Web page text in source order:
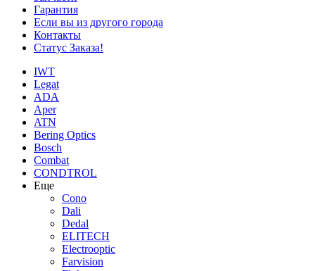
Гарантия
Если вы из другого города
Контакты
Статус Заказа!
IWT
Legat
ADA
Aper
ATN
Bering Optics
Bosch
Combat
CONDTROL
Еще
Cono
Dali
Dedal
ELITECH
Electrooptic
Farvision